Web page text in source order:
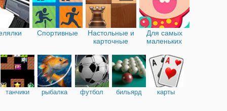
Спортивные
Настольные и
карточные
Для самых
маленьких
танчики рыбалка футбол бильярд карты